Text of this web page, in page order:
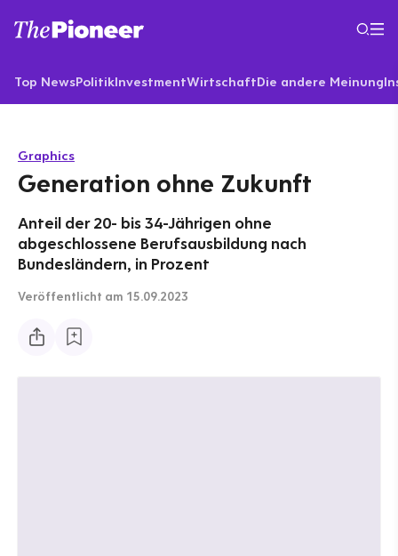
Top NewsPolitikInvestmentWirtschaftDie andere Meinung
Graphics
Generation ohne Zukunft
Anteil der 20- bis 34-Jährigen ohne
abgeschlossene Berufsausbildung nach
Bundesländern, in Prozent
Veröffentlicht am 15.09.2023